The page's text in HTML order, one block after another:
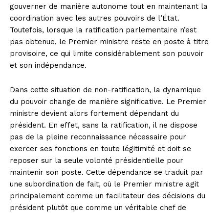
gouverner de manière autonome tout en maintenant la
coordination avec les autres pouvoirs de l’État.
Toutefois, lorsque la ratification parlementaire n’est
pas obtenue, le Premier ministre reste en poste à titre
provisoire, ce qui limite considérablement son pouvoir
et son indépendance.
Dans cette situation de non-ratification, la dynamique
du pouvoir change de manière significative. Le Premier
ministre devient alors fortement dépendant du
président. En effet, sans la ratification, il ne dispose
pas de la pleine reconnaissance nécessaire pour
exercer ses fonctions en toute légitimité et doit se
reposer sur la seule volonté présidentielle pour
maintenir son poste. Cette dépendance se traduit par
une subordination de fait, où le Premier ministre agit
principalement comme un facilitateur des décisions du
président plutôt que comme un véritable chef de